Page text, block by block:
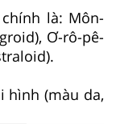
là: Môn-
Ơ-rô-pê-
hình (màu da,